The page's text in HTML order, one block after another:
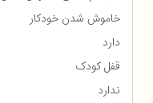
خاموش شدن خودکار
دارد
قفل کودک
ندارد